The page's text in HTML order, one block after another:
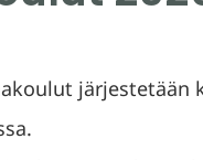
järjestetään